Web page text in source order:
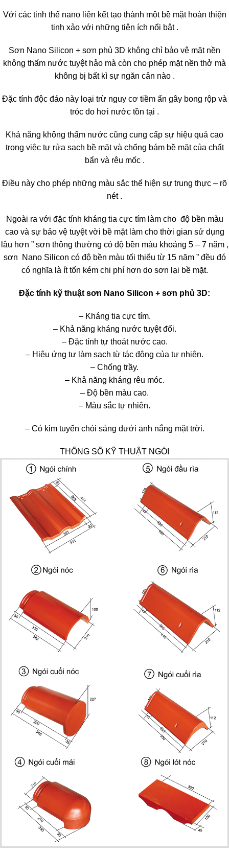
Với các tinh thể nano liên kết tạo thành một bề mặt hoàn thiện
tinh xảo với những tiện ích nổi bật .
Sơn Nano Silicon + sơn phủ 3D không chỉ bảo vệ mặt nền
không thấm nước tuyệt hảo mà còn cho phép mặt nền thở mà
không bị bất kì sự ngăn cản nào .
Đặc tính độc đáo này loại trừ nguy cơ tiềm ẩn gây bong rộp và
tróc do hơi nước tồn tại .
Khả năng không thấm nước cũng cung cấp sự hiệu quả cao
trong việc tự rửa sạch bề mặt và chống bám bề mặt của chất
bẩn và rêu mốc .
Điều này cho phép những màu sắc thể hiện sự trung thực – rõ
nét .
Ngoài ra với đặc tính kháng tia cực tím làm cho độ bền màu
cao và sự bảo vệ tuyệt vời bề mặt làm cho thời gian sử dụng
lâu hơn ” sơn thông thường có độ bền màu khoảng 5 – 7 năm ,
sơn Nano Silicon có độ bền màu tối thiểu từ 15 năm ” đều đó
có nghĩa là ít tốn kém chi phí hơn do sơn lại bề mặt.
Đặc tính kỹ thuật sơn Nano Silicon + sơn phủ 3D:
– Kháng tia cực tím.
– Khả năng kháng nước tuyệt đối.
– Đặc tính tự thoát nước cao.
– Hiệu ứng tự làm sạch từ tác động của tự nhiên.
– Chống trầy.
– Khả năng kháng rêu móc.
– Độ bền màu cao.
– Màu sắc tự nhiên.
– Có kim tuyến chói sáng dưới anh nắng mặt trời.
THỐNG SỐ KỸ THUẬT NGÓI